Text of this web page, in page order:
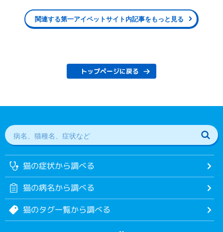
関連する第一アイペットサイト内記事をもっと見る
トップページに戻る
猫の症状から調べる
猫の病名から調べる
猫のタグ一覧から調べる